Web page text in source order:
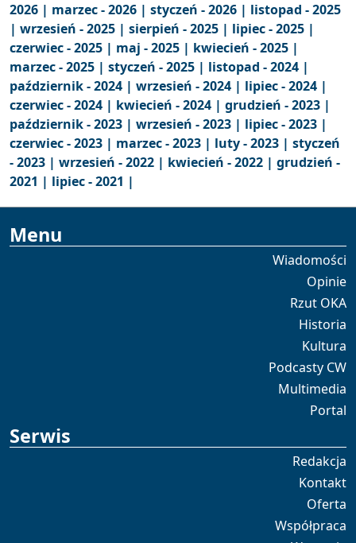
2026 | marzec - 2026 | styczeń - 2026 | listopad - 2025
| wrzesień - 2025 | sierpień - 2025 | lipiec - 2025 |
czerwiec - 2025 | maj - 2025 | kwiecień - 2025 |
marzec - 2025 | styczeń - 2025 | listopad - 2024 |
październik - 2024 | wrzesień - 2024 | lipiec - 2024 |
czerwiec - 2024 | kwiecień - 2024 | grudzień - 2023 |
październik - 2023 | wrzesień - 2023 | lipiec - 2023 |
czerwiec - 2023 | marzec - 2023 | luty - 2023 | styczeń
- 2023 | wrzesień - 2022 | kwiecień - 2022 | grudzień -
2021 | lipiec - 2021 |
Menu
Wiadomości
Opinie
Rzut OKA
Historia
Kultura
Podcasty CW
Multimedia
Portal
Serwis
Redakcja
Kontakt
Oferta
Współpraca